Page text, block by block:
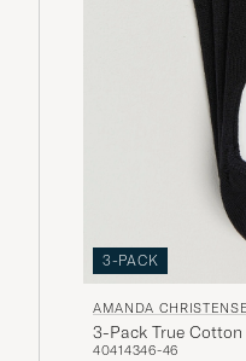
3-PACK
AMANDA
3-Pack True
40414346-46